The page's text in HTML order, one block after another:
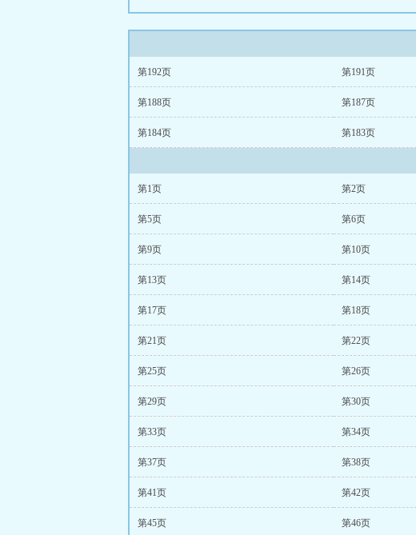
第192页 第191页
第188页 第187页
第184页 第183页
第1页 第2页
第5页 第6页
第9页 第10页
第13页 第14页
第17页 第18页
第21页 第22页
第25页 第26页
第29页 第30页
第33页 第34页
第37页 第38页
第41页 第42页
第45页 第46页